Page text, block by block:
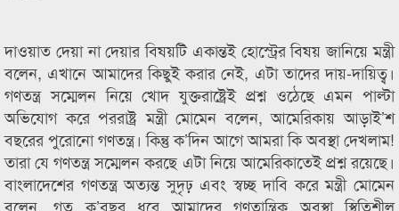
দাওয়াত দেয়া না দেয়ার বিষয়টি একান্তই হোস্ট্রের বিষয় জানিয়ে মন্ত্রী
বলেন, এখানে আমাদের কিছুই করার নেই, এটা তাদের দায়-দায়িত্ব।
গণতন্ত্র সম্মেলন নিয়ে খোদ যুক্তরাষ্ট্রেই প্রশ্ন ওঠেছে এমন পাল্টা
অভিযোগ করে পররাষ্ট্র মন্ত্রী মোমেন বলেন, আমেরিকায় আড়াই’শ
বছরের পুরোনো গণতন্ত্র। কিন্তু ক’দিন আগে আমরা কি অবস্থা দেখলাম!
তারা যে গণতন্ত্র সম্মেলন করছে এটা নিয়ে আমেরিকাতেই প্রশ্ন রয়েছে।
বাংলাদেশের গণতন্ত্র অত্যন্ত সুদৃঢ় এবং স্বচ্ছ দাবি করে মন্ত্রী মোমেন
বলেন, গত ক’বছর ধরে আমাদের গণতান্ত্রিক অবস্থা স্থিতিশীল